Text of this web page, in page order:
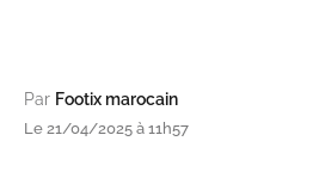
Par Footix marocain
Le 21/04/2025 à 11h57